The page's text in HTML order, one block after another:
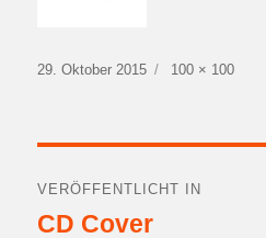
Veröffentlicht
29. Oktober 2015
Volle
100 × 100
VERÖFFENTLICHT IN
CD Cover